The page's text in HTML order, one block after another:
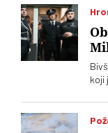
koji